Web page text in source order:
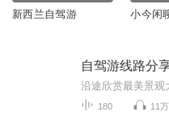
新西兰自驾游 小今闲
自驾游线路分
180 11万